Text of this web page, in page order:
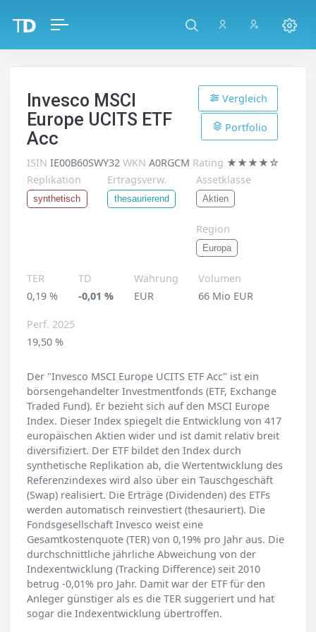
Invesco MSCI
Europe UCITS ETF
Acc
Vergleich
Portfolio
ISIN IE00B60SWY32 WKN A0RGCM Rating ★★★★☆
Replikation
synthetisch
Ertragsverw.
thesaurierend
Assetklasse
Aktien
Region
Europa
TER
0,19 %
TD
-0,01 %
Währung
EUR
Volumen
66 Mio EUR
Perf. 2025
19,50 %
Der "Invesco MSCI Europe UCITS ETF Acc" ist ein
börsengehandelter Investmentfonds (ETF, Exchange
Traded Fund). Er bezieht sich auf den MSCI Europe
Index. Dieser Index spiegelt die Entwicklung von 417
europäischen Aktien wider und ist damit relativ breit
diversifiziert. Der ETF bildet den Index durch
synthetische Replikation ab, die Wertentwicklung des
Referenzindexes wird also über ein Tauschgeschäft
(Swap) realisiert. Die Erträge (Dividenden) des ETFs
werden automatisch reinvestiert (thesauriert). Die
Fondsgesellschaft Invesco weist eine
Gesamtkostenquote (TER) von 0,19% pro Jahr aus. Die
durchschnittliche jährliche Abweichung von der
Indexentwicklung (Tracking Difference) seit 2010
betrug -0,01% pro Jahr. Damit war der ETF für den
Anleger günstiger als es die TER suggeriert und hat
sogar die Indexentwicklung übertroffen.